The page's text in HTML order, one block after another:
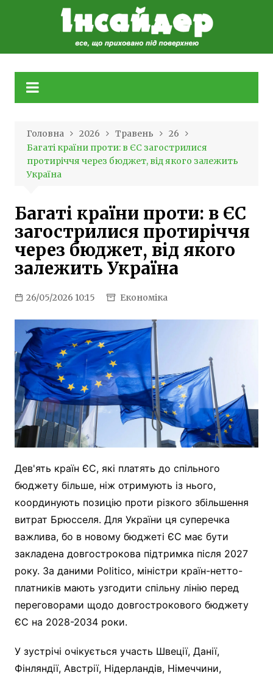
Головна 2026 Травень
26
Багаті країни проти: в ЄС загострилися
протиріччя через бюджет, від якого залежить
Україна
Багаті країни проти: в ЄС
загострилися протиріччя
через бюджет, від якого
залежить Україна
26/05/2026 10:15 Економіка
Дев'ять країн ЄС, які платять до спільного
бюджету більше, ніж отримують із нього,
координують позицію проти різкого збільшення
витрат Брюсселя. Для України ця суперечка
важлива, бо в новому бюджеті ЄС має бути
закладена довгострокова підтримка після 2027
року. За даними Politico, міністри країн-нетто-
платників мають узгодити спільну лінію перед
переговорами щодо довгострокового бюджету
ЄС на 2028-2034 роки.
У зустрічі очікується участь Швеції, Данії,
Фінляндії, Австрії, Нідерландів, Німеччини,